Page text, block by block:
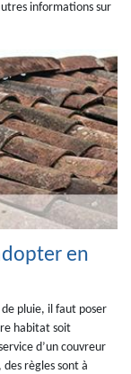
informations sur
en
pluie, il faut poser
habitat soit
d’un couvreur
règles sont à